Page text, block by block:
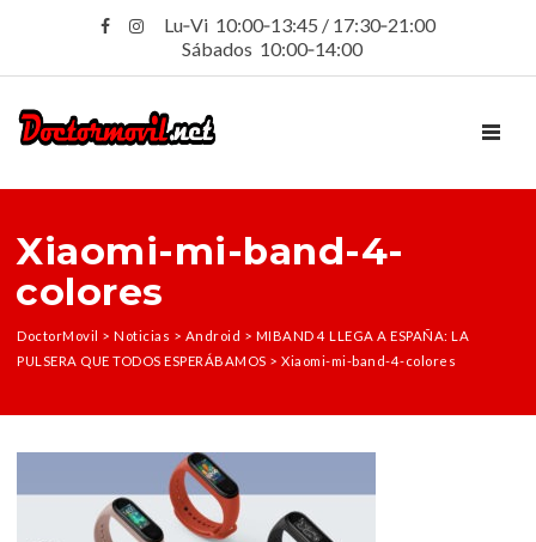
Lu‑Vi 10:00‑13:45 / 17:30‑21:00
Sábados 10:00‑14:00
Xiaomi-mi-band-4-
colores
DoctorMovil > Noticias > Android > MIBAND 4 LLEGA A ESPAÑA: LA
PULSERA QUE TODOS ESPERÁBAMOS > Xiaomi-mi-band-4-colores